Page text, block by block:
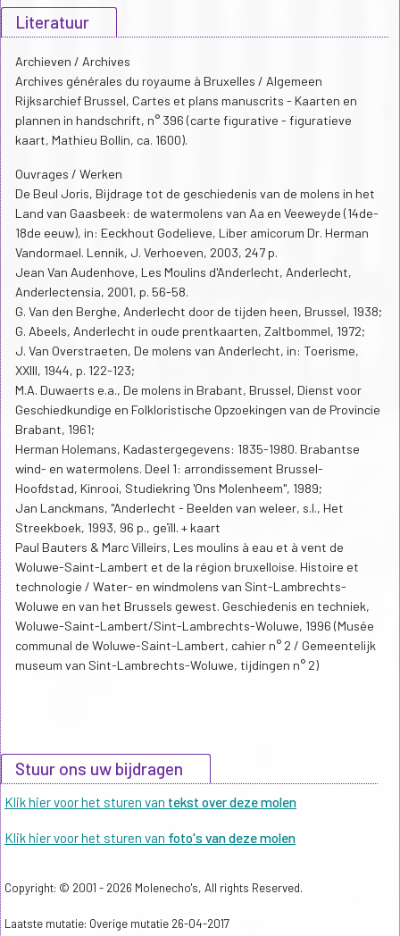
Literatuur
Archieven / Archives
Archives générales du royaume à Bruxelles / Algemeen
Rijksarchief Brussel, Cartes et plans manuscrits - Kaarten en
plannen in handschrift, n° 396 (carte figurative - figuratieve
kaart, Mathieu Bollin, ca. 1600).
Ouvrages / Werken
De Beul Joris, Bijdrage tot de geschiedenis van de molens in het
Land van Gaasbeek: de watermolens van Aa en Veeweyde (14de-
18de eeuw), in: Eeckhout Godelieve, Liber amicorum Dr. Herman
Vandormael. Lennik, J. Verhoeven, 2003, 247 p.
Jean Van Audenhove, Les Moulins d'Anderlecht, Anderlecht,
Anderlectensia, 2001, p. 56-58.
G. Van den Berghe, Anderlecht door de tijden heen, Brussel, 1938;
G. Abeels, Anderlecht in oude prentkaarten, Zaltbommel, 1972;
J. Van Overstraeten, De molens van Anderlecht, in: Toerisme,
XXIII, 1944, p. 122-123;
M.A. Duwaerts e.a., De molens in Brabant, Brussel, Dienst voor
Geschiedkundige en Folkloristische Opzoekingen van de Provincie
Brabant, 1961;
Herman Holemans, Kadastergegevens: 1835-1980. Brabantse
wind- en watermolens. Deel 1: arrondissement Brussel-
Hoofdstad, Kinrooi, Studiekring 'Ons Molenheem", 1989;
Jan Lanckmans, "Anderlecht - Beelden van weleer, s.l., Het
Streekboek, 1993, 96 p., geïll. + kaart
Paul Bauters & Marc Villeirs, Les moulins à eau et à vent de
Woluwe-Saint-Lambert et de la région bruxelloise. Histoire et
technologie / Water- en windmolens van Sint-Lambrechts-
Woluwe en van het Brussels gewest. Geschiedenis en techniek,
Woluwe-Saint-Lambert/Sint-Lambrechts-Woluwe, 1996 (Musée
communal de Woluwe-Saint-Lambert, cahier n° 2 / Gemeentelijk
museum van Sint-Lambrechts-Woluwe, tijdingen n° 2)
Stuur ons uw bijdragen
Klik hier voor het sturen van tekst over deze molen
Klik hier voor het sturen van foto's van deze molen
Copyright: © 2001 - 2026 Molenecho's, All rights Reserved.
Laatste mutatie: Overige mutatie 26-04-2017